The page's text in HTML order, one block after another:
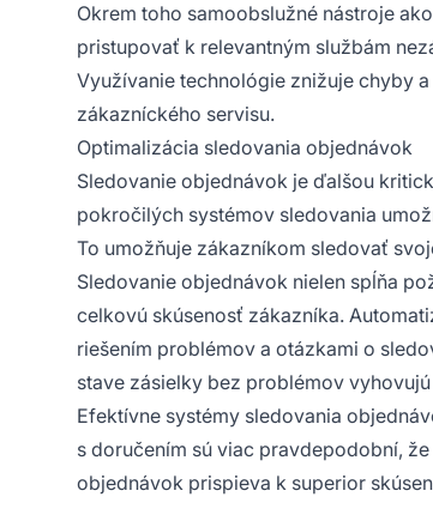
Okrem toho samoobslužné nástroje
pristupovať k relevantným službám
Využívanie technológie znižuje chyby
zákazníckého servisu.
Optimalizácia sledovania objednávok
Sledovanie objednávok je ďalšou
pokročilých systémov sledovania
To umožňuje zákazníkom sledovať
Sledovanie objednávok nielen spĺňa
celkovú skúsenosť zákazníka.
riešením problémov a otázkami o
stave zásielky bez problémov
Efektívne systémy sledovania
s doručením sú viac pravdepodobní,
objednávok prispieva k superior